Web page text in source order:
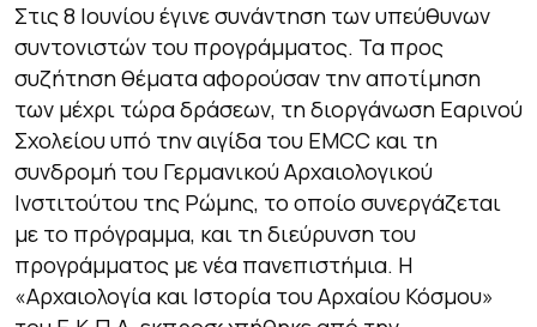
Στις 8 Ιουνίου έγινε συνάντηση των υπεύθυνων
συντονιστών του προγράμματος. Τα προς
συζήτηση θέματα αφορούσαν την αποτίμηση
των μέχρι τώρα δράσεων, τη διοργάνωση Εαρινού
Σχολείου υπό την αιγίδα του EMCC και τη
συνδρομή του Γερμανικού Αρχαιολογικού
Ινστιτούτου της Ρώμης, το οποίο συνεργάζεται
με το πρόγραμμα, και τη διεύρυνση του
προγράμματος με νέα πανεπιστήμια. Η
«Αρχαιολογία και Ιστορία του Αρχαίου Κόσμου»